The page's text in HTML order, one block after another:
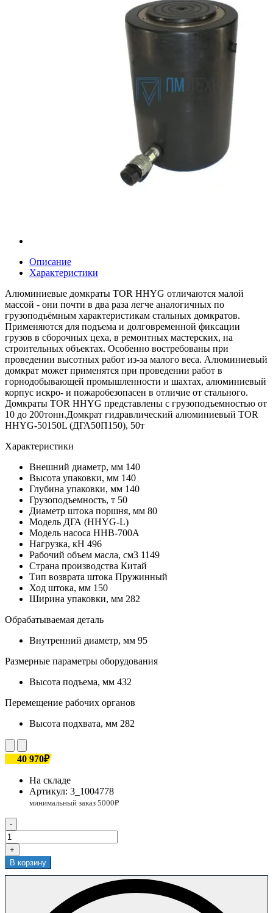
Описание
Характеристики
Алюминиевые домкраты TOR HHYG отличаются малой
массой - они почти в два раза легче аналогичных по
грузоподъёмным характеристикам стальных домкратов.
Применяются для подъема и долговременной фиксации
грузов в сборочных цеха, в ремонтных мастерских, на
строительных объектах. Особенно востребованы при
проведении высотных работ из-за малого веса. Алюминиевый
домкрат может применятся при проведении работ в
горнодобывающей промышленности и шахтах, алюминиевый
корпус искро- и пожаробезопасен в отличие от стального.
Домкраты TOR HHYG представлены с грузоподъемностью от
10 до 200тонн.Домкрат гидравлический алюминиевый TOR
HHYG-50150L (ДГА50П150), 50т
Характеристики
Внешний диаметр, мм 140
Высота упаковки, мм 140
Глубина упаковки, мм 140
Грузоподъемность, т 50
Диаметр штока поршня, мм 80
Модель ДГА (HHYG-L)
Модель насоса HHB-700A
Нагрузка, кН 496
Рабочий объем масла, см3 1149
Страна производства Китай
Тип возврата штока Пружинный
Ход штока, мм 150
Ширина упаковки, мм 282
Обрабатываемая деталь
Внутренний диаметр, мм 95
Размерные параметры оборудования
Высота подъема, мм 432
Перемещение рабочих органов
Высота подхвата, мм 282
40 970₽
На складе
Артикул: 3_1004778
-
+
В корзину